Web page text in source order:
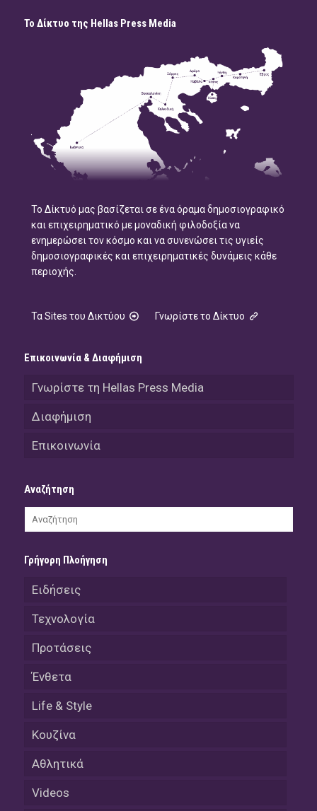
Το Δίκτυο της Hellas Press Media
Το Δίκτυό μας βασίζεται σε ένα όραμα δημοσιογραφικό
και επιχειρηματικό με μοναδική φιλοδοξία να
ενημερώσει τον κόσμο και να συνενώσει τις υγιείς
δημοσιογραφικές και επιχειρηματικές δυνάμεις κάθε
περιοχής.
Τα Sites του Δικτύου Γνωρίστε το Δίκτυο
Επικοινωνία & Διαφήμιση
Γνωρίστε τη Hellas Press Media
Διαφήμιση
Επικοινωνία
Αναζήτηση
Γρήγορη Πλοήγηση
Ειδήσεις
Τεχνολογία
Προτάσεις
Ένθετα
Life & Style
Κουζίνα
Αθλητικά
Videos